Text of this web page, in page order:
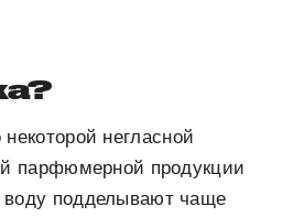
негласной
парфюмерной продукции
воду подделывают чаще